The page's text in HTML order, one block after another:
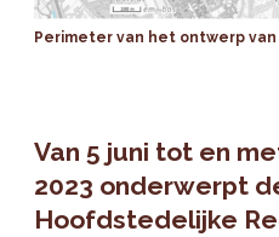
Perimeter van het ontwerp van
Van 5 juni tot en
2023 onderwerpt
Hoofdstedelijke